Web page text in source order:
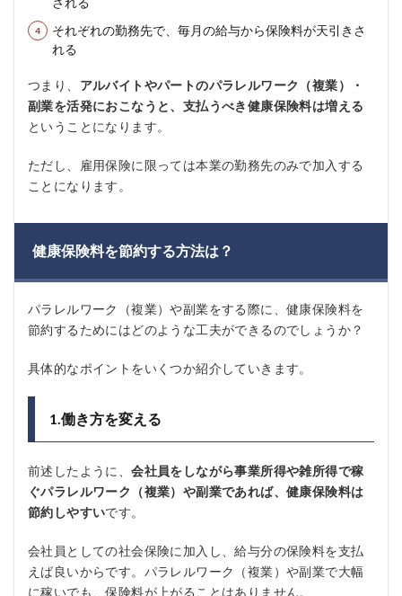
それぞれの勤務先で、毎月の給与から保険料が天引きさ
れる
つまり、 アルバイトやパートのパラレルワーク（複業）・
副業を活発におこなうと、支払うべき健康保険料は増える
ということになります。
ただし、雇用保険に限っては本業の勤務先のみで加入する
ことになります。
健康保険料を節約する方法は？
パラレルワーク（複業）や副業をする際に、健康保険料を
節約するためにはどのような工夫ができるのでしょうか？
具体的なポイントをいくつか紹介していきます。
1.働き方を変える
前述したように、会社員をしながら事業所得や雑所得で稼
ぐパラレルワーク（複業）や副業であれば、健康保険料は
節約しやすいです。
会社員としての社会保険に加入し、給与分の保険料を支払
えば良いからです。パラレルワーク（複業）や副業で大幅
に稼いでも、保険料が上がることはありません。